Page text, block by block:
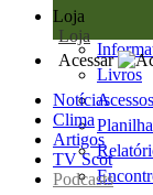
Loja
Loja
Livros
Acessos
Acessar
Notícias
Clima
Artigos
TV Scot
Podcasts